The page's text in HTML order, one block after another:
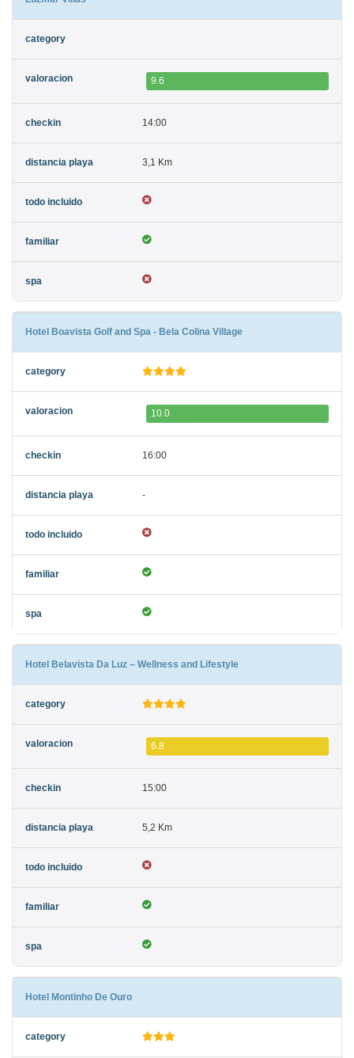
9.6
14:00
3,1 Km
Hotel Boavista Golf and Spa - Bela Colina Village
10.0
16:00
-
Hotel Belavista Da Luz – Wellness and Lifestyle
6.8
15:00
5,2 Km
Hotel Montinho De Ouro